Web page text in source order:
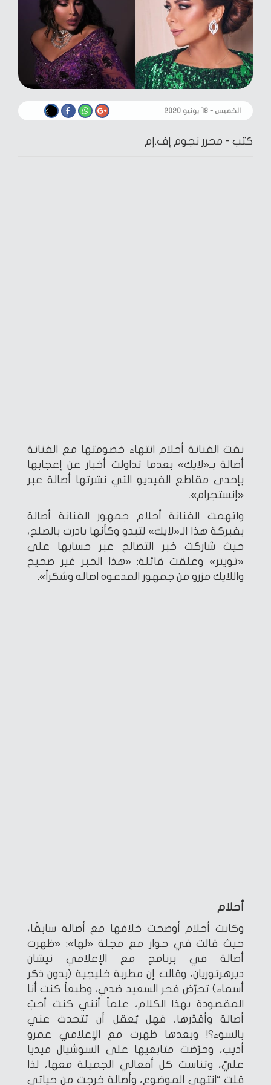
الخميس - ١٨ يونيو ٢٠٢٠
كتب - محرر نجوم إف.إم
نفت الفنانة أحلام انتهاء خصومتها مع الفنانة
أصالة بـ«لايك» بعدما تداولت أخبار عن إعجابها
بإحدى مقاطع الفيديو التي نشرتها أصالة عبر
«إنستجرام».
واتهمت الفنانة أحلام جمهور الفنانة أصالة
بفبركة هذا الـ«لايك» لتبدو وكأنها بادرت بالصلح،
حيث شاركت خبر التصالح عبر حسابها على
«تويتر» وعلقت قائلة: «هذا الخبر غير صحيح
واللايك مزرو من جمهور المدعوه اصاله وشكراً».
أحلام
وكانت أحلام أوضحت خلافها مع أصالة سابقًا،
حيث قالت في حوار مع مجلة «لها»: «ظهرت
أصالة في برنامج مع الإعلامي نيشان
ديرهرتوريان، وقالت إن مطربة خليجية (بدون ذكر
أسماء) تحرّض فجر السعيد ضدي، وطبعاً كنت أنا
المقصودة بهذا الكلام، علماً أنني كنت أحبّ
أصالة وأقدّرها، فهل يُعقل أن تتحدث عني
بالسوء؟! وبعدها ظهرت مع الإعلامي عمرو
أديب، وحرّضت متابعيها على السوشيال ميديا
عليّ، وتناست كل أفعالي الجميلة معها، لذا
قلت “انتهى الموضوع، وأصالة خرجت من حياتي